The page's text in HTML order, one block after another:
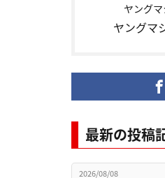
ヤング
ヤングマ
最新の投稿
2026/08/08